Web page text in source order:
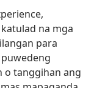
na mga
para
o tanggihan ang
Mula
at sa
Saksi kay
nakaatang
sa
buklet na ito